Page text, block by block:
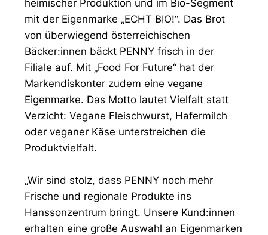
heimischer Produktion und im Bio-Segment
mit der Eigenmarke „ECHT BIO!“. Das Brot
von überwiegend österreichischen
Bäcker:innen bäckt PENNY frisch in der
Filiale auf. Mit „Food For Future“ hat der
Markendiskonter zudem eine vegane
Eigenmarke. Das Motto lautet Vielfalt statt
Verzicht: Vegane Fleischwurst, Hafermilch
oder veganer Käse unterstreichen die
Produktvielfalt.
„Wir sind stolz, dass PENNY noch mehr
Frische und regionale Produkte ins
Hanssonzentrum bringt. Unsere Kund:innen
erhalten eine große Auswahl an Eigenmarken